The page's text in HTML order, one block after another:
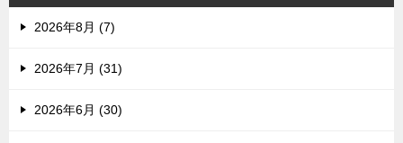
2026年8月 (7)
2026年7月 (31)
2026年6月 (30)